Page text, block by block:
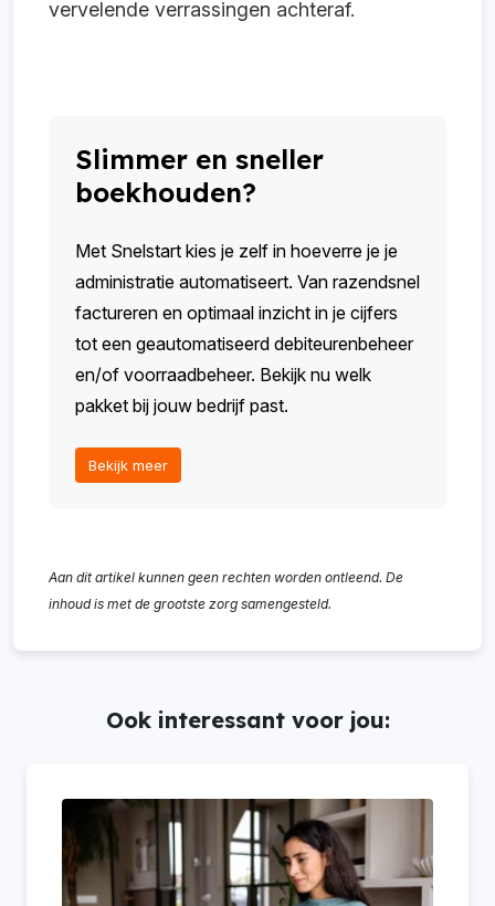
vervelende verrassingen achteraf.
Slimmer en sneller
boekhouden?
Met Snelstart kies je zelf in hoeverre je je
administratie automatiseert. Van razendsnel
factureren en optimaal inzicht in je cijfers
tot een geautomatiseerd debiteurenbeheer
en/of voorraadbeheer. Bekijk nu welk
pakket bij jouw bedrijf past.
Bekijk meer
Aan dit artikel kunnen geen rechten worden ontleend. De
inhoud is met de grootste zorg samengesteld.
Ook interessant voor jou: